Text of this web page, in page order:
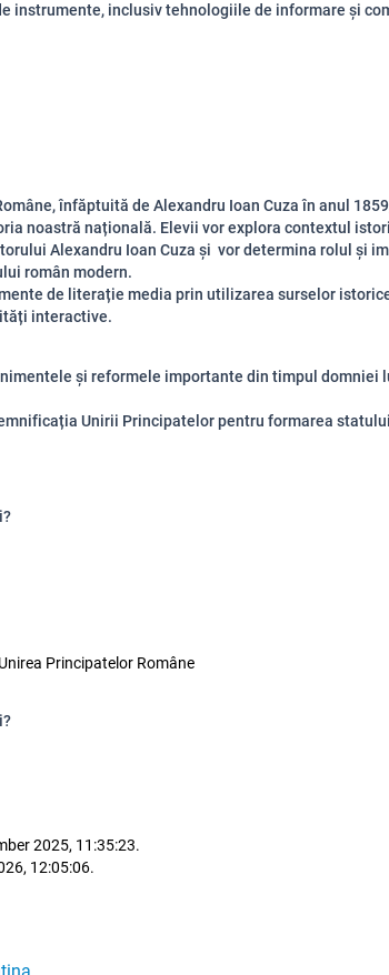
instrumente, inclusiv tehnologiile de informare și
înfăptuită de Alexandru Ioan Cuza în anul
noastră națională. Elevii vor explora contextul
Alexandru Ioan Cuza și vor determina rolul și
român modern.
de literație media prin utilizarea surselor
interactive.
și reformele importante din timpul domniei
Unirii Principatelor pentru formarea
Principatelor Române
2025, 11:35:23.
12:05:06.